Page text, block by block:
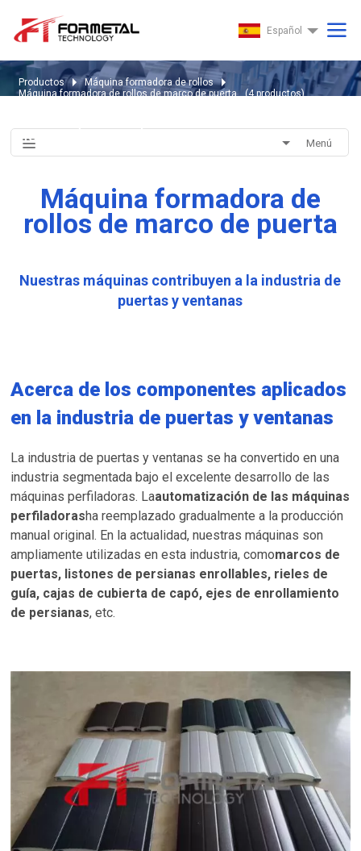
Español
Productos
Máquina formadora de rollos
Máquina formadora de rollos de marco de puerta
(4productos)
marco de puerta
Menú
Máquina formadora de
rollos de marco de puerta
Nuestras máquinas contribuyen a la industria de
puertas y ventanas
Acerca de los componentes aplicados
en la industria de puertas y ventanas
La industria de puertas y ventanas se ha convertido en una
industria segmentada bajo el excelente desarrollo de las
máquinas perfiladoras. Laautomatización de las máquinas
perfiladorasha reemplazado gradualmente a la producción
manual original. En la actualidad, nuestras máquinas son
ampliamente utilizadas en esta industria, comomarcos de
puertas, listones de persianas enrollables, rieles de
guía, cajas de cubierta de capó, ejes de enrollamiento
de persianas, etc.